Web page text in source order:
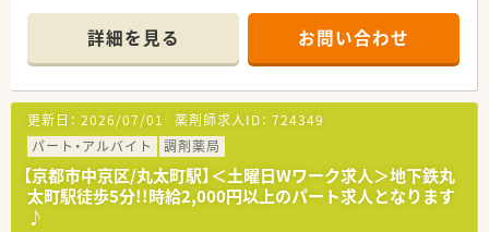
■～19時まで、週5日のフルタイム派遣！
■短期間でがっつりご勤務されたい方にオススメ
■調剤薬局でのご勤務経験がおありになれば、派遣が未経験の方
も歓迎いたします◎お気軽にお問い合わせください！
＼ メディカルリソースの派遣 ／
派遣就業が初めての方も安心！専任コンサルタントがしっかりサ
ポートいたします♪まずはお気軽にお問い合わせください！
■充実した福利厚生！
福利厚生サービス利用可能・スポーツクラブ利用可能・特別休暇
詳細を見る お問い合わせ
更新日： 2026/07/01 薬剤師求人ID： 724349
パート・アルバイト
調剤薬局
【京都市中京区/丸太町駅】＜土曜日Wワーク求人＞地下鉄丸
太町駅徒歩5分!!時給2,000円以上のパート求人となります
♪